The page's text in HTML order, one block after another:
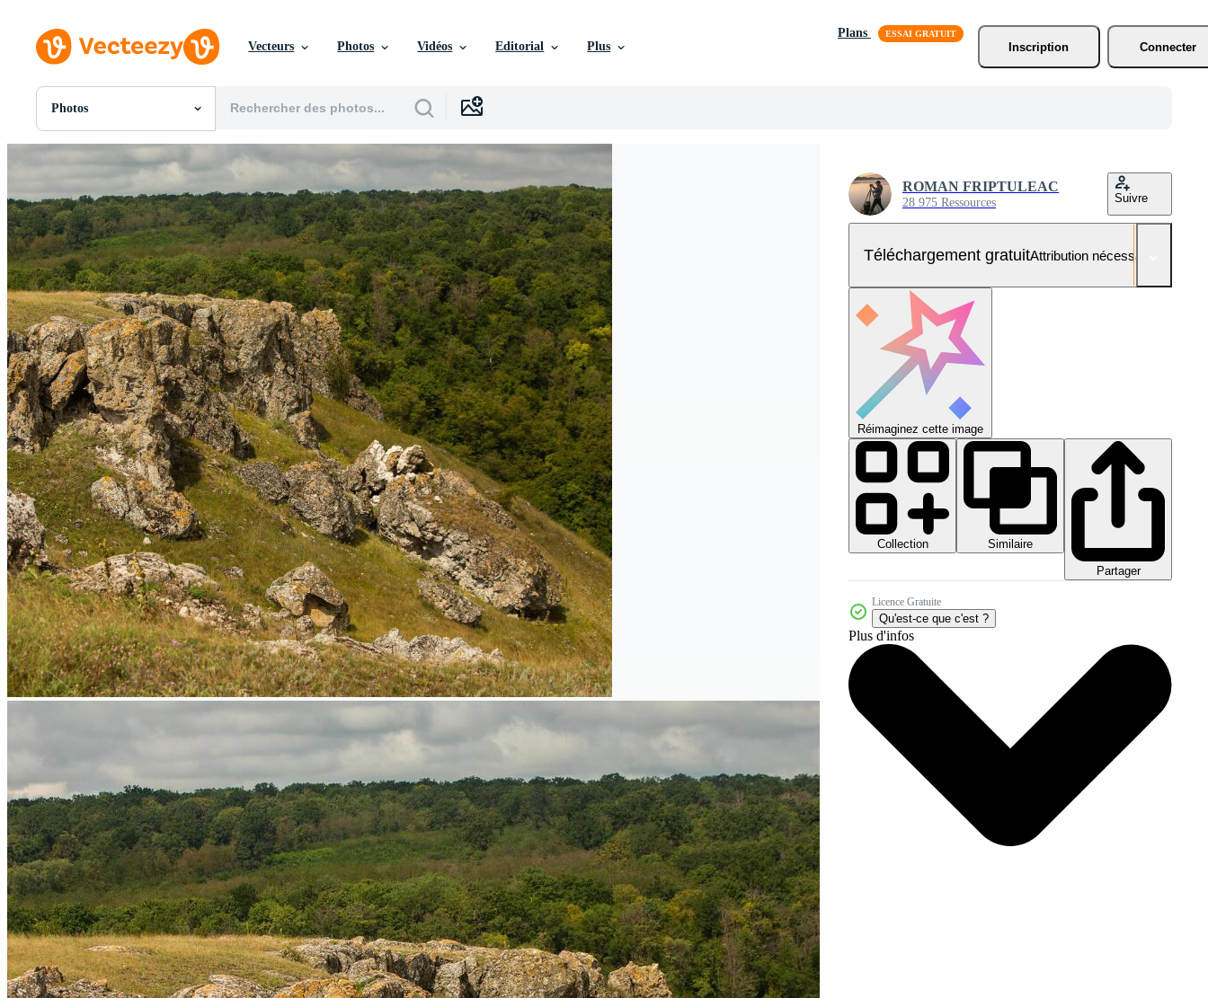
Vecteurs Photos Vidéos Editorial Plus
Plans
Inscription
Connecter
Photos
Toutes Images
Photos
SVGs
Modèles
Vecteurs
Vidéos
Motion graphics
Images Éditoriales
Événements Éditoriaux
ROMAN FRIPTULEAC
28 975 Ressources Suivre
Téléchargement gratuitAttribution nécessaire
Réimaginez cette image
Collection
Similaire
Partager
Licence Gratuite
Qu'est-ce que c'est ?
Plus d'infos